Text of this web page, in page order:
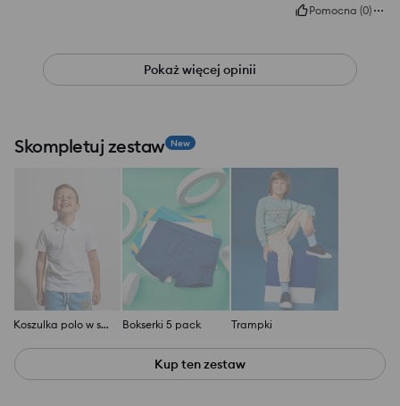
Pomocna (0)
Pokaż więcej opinii
Skompletuj zestaw New
Koszulka polo w stylu basic Bokserki 5 pack Trampki
Kup ten zestaw